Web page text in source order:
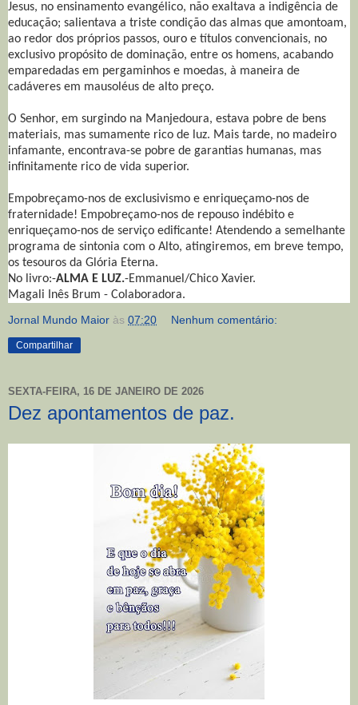
Jesus, no ensinamento evangélico, não exaltava a indigência de
educação; salientava a triste condição das almas que amontoam,
ao redor dos próprios passos, ouro e títulos convencionais, no
exclusivo propósito de dominação, entre os homens, acabando
emparedadas em pergaminhos e moedas, à maneira de
cadáveres em mausoléus de alto preço.
O Senhor, em surgindo na Manjedoura, estava pobre de bens
materiais, mas sumamente rico de luz. Mais tarde, no madeiro
infamante, encontrava-se pobre de garantias humanas, mas
infinitamente rico de vida superior.
Empobreçamo-nos de exclusivismo e enriqueçamo-nos de
fraternidade! Empobreçamo-nos de repouso indébito e
enriqueçamo-nos de serviço edificante! Atendendo a semelhante
programa de sintonia com o Alto, atingiremos, em breve tempo,
os tesouros da Glória Eterna.
No livro:-ALMA E LUZ.-Emmanuel/Chico Xavier.
Magali Inês Brum - Colaboradora.
Jornal Mundo Maior às 07:20 Nenhum comentário:
Compartilhar
SEXTA-FEIRA, 16 DE JANEIRO DE 2026
Dez apontamentos de paz.